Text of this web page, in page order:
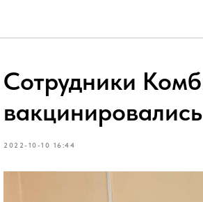
Сотрудники
2022-10-10 16:44